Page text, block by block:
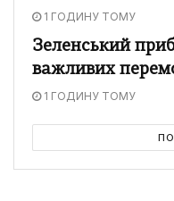
1 ГОДИНУ ТОМУ
Зеленський
важливих
1 ГОДИНУ ТОМУ